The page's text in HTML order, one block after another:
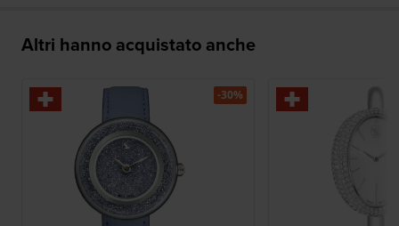
Altri hanno acquistato anche
-30%